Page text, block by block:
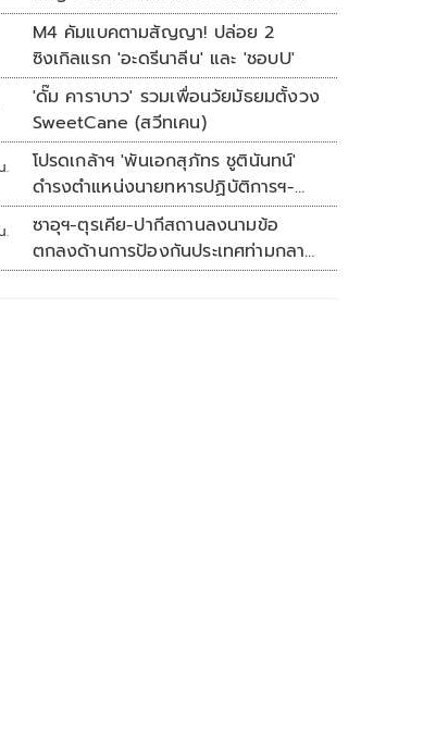
ต.ค.นี้
M4 คัมแบคตามสัญญา! ปล่อย 2
ซิงเกิลแรก 'อะดรีนาลีน' และ 'ชอบU'
'ดั๊ม คาราบาว' รวมเพื่อนวัยมัธยมตั้งวง
SweetCane (สวีทเคน)
.
โปรดเกล้าฯ 'พันเอกสุภัทร ชูตินันทน์'
ดำรงตำแหน่งนายทหารปฏิบัติการฯ-
พระราชทานยศ 'พลตรี'
.
ซาอุฯ-ตุรเคีย-ปากีสถานลงนามข้อ
ตกลงด้านการป้องกันประเทศท่ามกลาง
สงครามในภูมิภาค